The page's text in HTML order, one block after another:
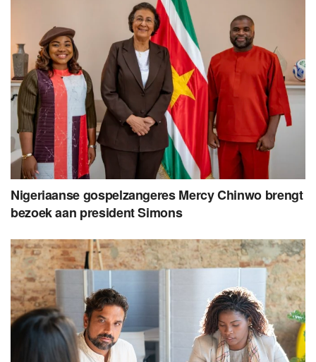
Nigeriaanse gospelzangeres Mercy Chinwo brengt
bezoek aan president Simons